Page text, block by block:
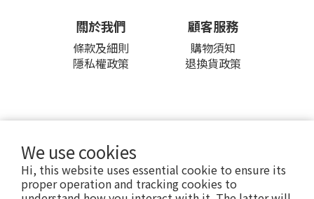
We use cookies
Hi, this website uses essential cookie to ensure its
proper operation and tracking cookies to
關於我們
條款及細則
隱私權政策
顧客服務
購物須知
退換貨政策
2016 © H&J 皇郡國際股份有限公司